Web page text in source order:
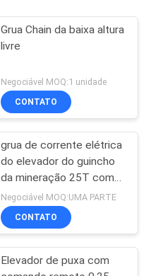
Grua Chain da baixa altura
livre
Negociável MOQ:1 unidade
CONTATO
grua de corrente elétrica
do elevador do guincho
da mineração 25T com
trole elétrico
Negociável MOQ:UMA PARTE
CONTATO
Elevador de puxa com